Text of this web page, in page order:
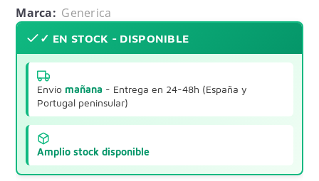
Marca: Generica
✓ EN STOCK - DISPONIBLE
Envío mañana - Entrega en 24-48h (España y
Portugal peninsular)
Amplio stock disponible